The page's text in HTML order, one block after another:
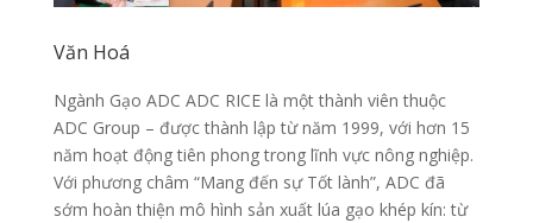
Văn Hoá
Ngành Gạo ADC ADC RICE là một thành viên thuộc
ADC Group – được thành lập từ năm 1999, với hơn 15
năm hoạt động tiên phong trong lĩnh vực nông nghiệp.
Với phương châm “Mang đến sự Tốt lành”, ADC đã
sớm hoàn thiện mô hình sản xuất lúa gạo khép kín: từ